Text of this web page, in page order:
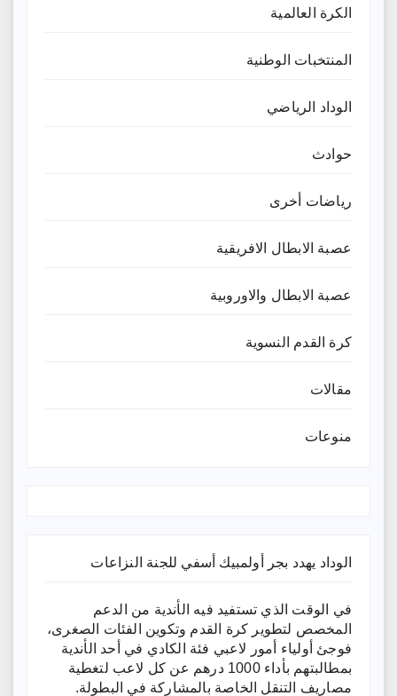
الكرة العالمية
المنتخبات الوطنية
الوداد الرياضي
حوادث
رياضات أخرى
عصبة الابطال الافريقية
عصبة الابطال والاوروبية
كرة القدم النسوية
مقالات
منوعات
الوداد يهدد بجر أولمبيك أسفي للجنة النزاعات
في الوقت الذي تستفيد فيه الأندية من الدعم
المخصص لتطوير كرة القدم وتكوين الفئات الصغرى،
فوجئ أولياء أمور لاعبي فئة الكادي في أحد الأندية
بمطالبتهم بأداء 1000 درهم عن كل لاعب لتغطية
مصاريف التنقل الخاصة بالمشاركة في البطولة.